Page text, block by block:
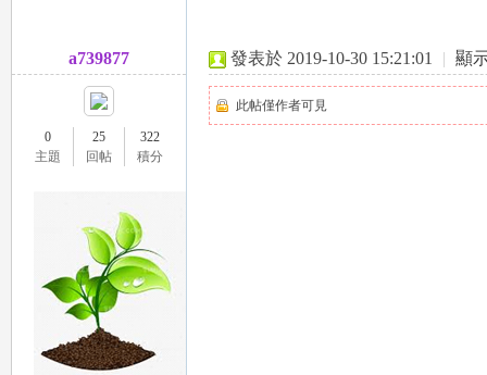
a739877
0
主題
25
回帖
322
積分
發表於 2019-10-30 15:21:01 | 顯
此帖僅作者可見